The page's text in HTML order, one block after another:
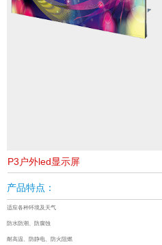
P3户外led显示屏
产品特点：
适应各种环境及天气
防水防潮、防腐蚀
耐高温、防静电、防火阻燃